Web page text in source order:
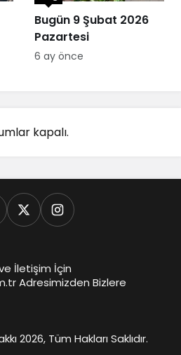
Bugün 9 Şubat 2026
Pazartesi
6 ay önce
kapalı.
İletişim İçin
Adresimizden Bizlere
2026, Tüm Hakları Saklıdır.